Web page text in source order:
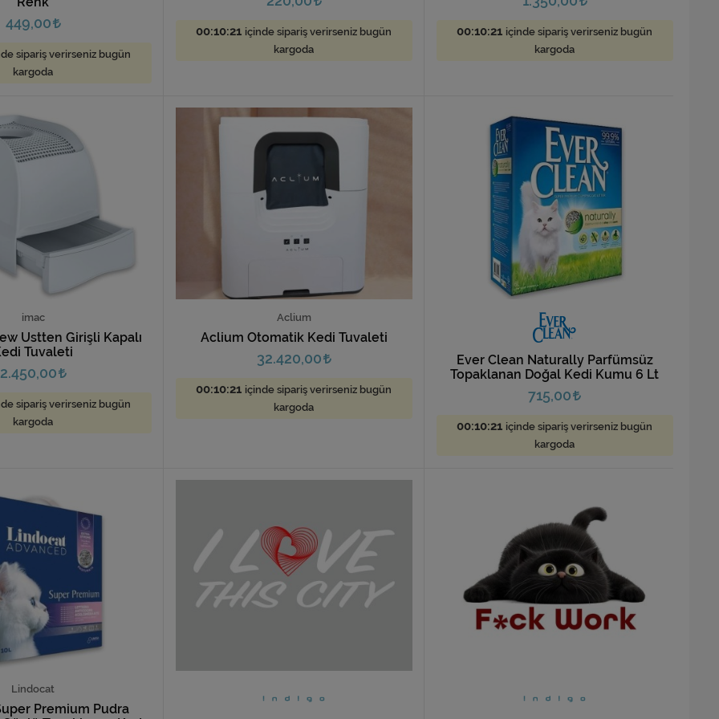
449,00
sipariş verirseniz bugün
kargoda
00:10:19 içinde sipariş verirseniz bugün
kargoda
00:10:19 içinde sipariş verirseniz bugün
kargoda
imac
Üstten Girişli Kapalı
Tuvaleti
2.450,00
sipariş verirseniz bugün
kargoda
Aclium
Aclium Otomatik Kedi Tuvaleti
32.420,00
00:10:19 içinde sipariş verirseniz bugün
kargoda
Ever Clean Naturally Parfümsüz
Topaklanan Doğal Kedi Kumu 6 Lt
715,00
00:10:19 içinde sipariş verirseniz bugün
kargoda
Lindocat
Premium Pudra